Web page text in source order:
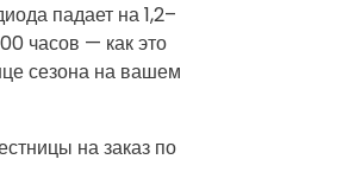
падает на 1,2–
часов — как это
сезона на вашем
на заказ по